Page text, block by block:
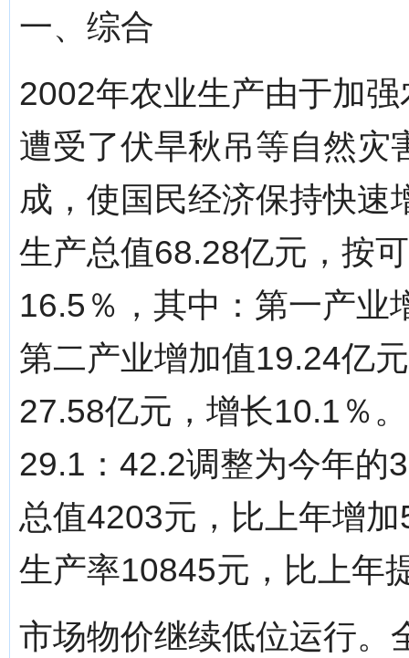
一、综合
2002年农业生产由于加
遭受了伏旱秋吊等自然灾
成，使国民经济保持快速
生产总值68.28亿元，按
16.5％，其中：第一产业
第二产业增加值19.24亿
27.58亿元，增长10.1％
29.1：42.2调整为今年的
总值4203元，比上年增
生产率10845元，比上年
市场物价继续低位运行。